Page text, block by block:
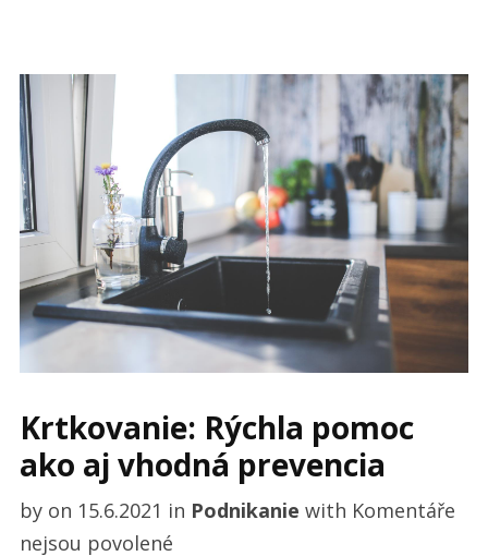
Krtkovanie: Rýchla pomoc
ako aj vhodná prevencia
by on 15.6.2021 in Podnikanie with Komentáře
nejsou povolenéu